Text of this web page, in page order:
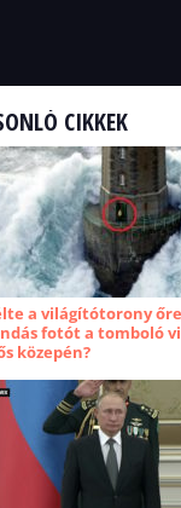
CIKKEK
a világítótorony
fotót a tomboló
közepén?